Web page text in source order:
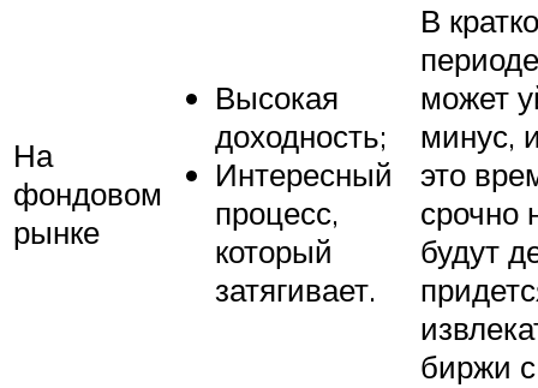
На
фондовом
рынке
Высокая
доходность;
Интересный
процесс,
который
затягивает.
В
может
минус,
это
срочно
будут
биржи